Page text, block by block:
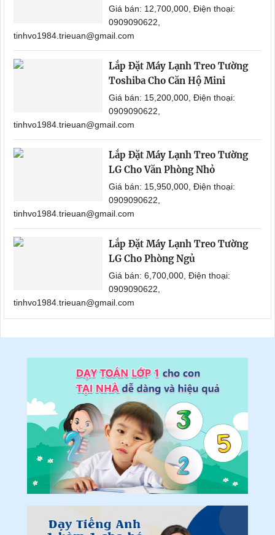
Giá bán: 12,700,000, Điện thoại:
0909090622,
tinhvo1984.trieuan@gmail.com
Lắp Đặt Máy Lạnh Treo Tường
Toshiba Cho Căn Hộ Mini
Giá bán: 15,200,000, Điện thoại:
0909090622,
tinhvo1984.trieuan@gmail.com
Lắp Đặt Máy Lạnh Treo Tường
LG Cho Văn Phòng Nhỏ
Giá bán: 15,950,000, Điện thoại:
0909090622,
tinhvo1984.trieuan@gmail.com
Lắp Đặt Máy Lạnh Treo Tường
LG Cho Phòng Ngủ
Giá bán: 6,700,000, Điện thoại:
0909090622,
tinhvo1984.trieuan@gmail.com